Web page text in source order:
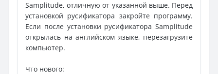
Samplitude, отличную от указанной выше. Перед
установкой русификатора закройте программу.
Если после установки русификатора Samplitude
открылась на английском языке, перезагрузите
компьютер.
Что нового: